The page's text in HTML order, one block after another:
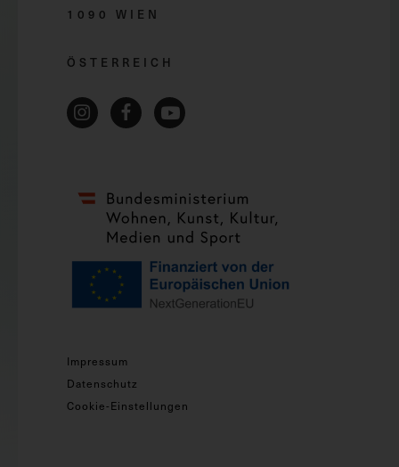
1090 WIEN
ÖSTERREICH
Impressum
Datenschutz
Cookie-Einstellungen